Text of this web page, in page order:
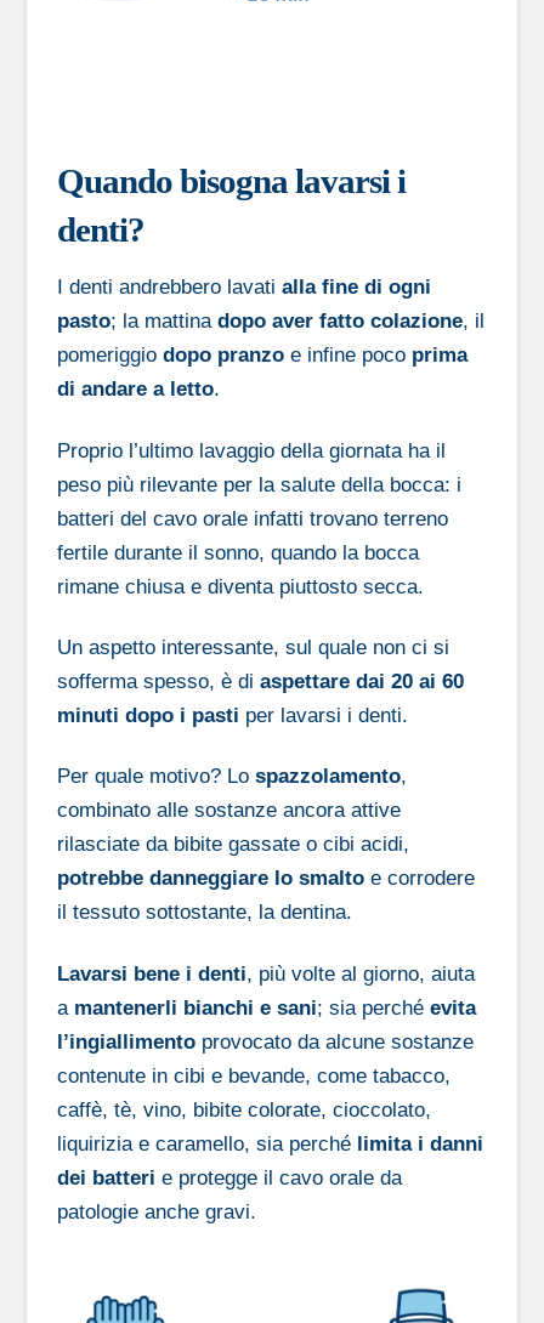
Quando bisogna lavarsi i
denti?
I denti andrebbero lavatialla fine di ogni
pasto; la mattinadopo aver fatto colazione, il
pomeriggiodopo pranzo e infine poco prima
di andare a letto.
Proprio l’ultimo lavaggio della giornata ha il
peso più rilevante per la salute della bocca: i
batteri del cavo orale infatti trovano terreno
fertile durante il sonno, quando la bocca
rimane chiusa e diventa piuttosto secca.
Un aspetto interessante, sul quale non ci si
sofferma spesso, è diaspettare dai 20 ai 60
minuti dopo i pasti per lavarsi i denti.
Per quale motivo? Lospazzolamento,
combinato alle sostanze ancora attive
rilasciate da bibite gassate o cibi acidi,
potrebbe danneggiare lo smalto e corrodere
il tessuto sottostante, la dentina.
Lavarsi bene i denti, più volte al giorno, aiuta
a mantenerli bianchi e sani; sia perchéevita
l’ingiallimento provocato da alcune sostanze
contenute in cibi e bevande, come tabacco,
caffè, tè, vino, bibite colorate, cioccolato,
liquirizia e caramello, sia perché limita i danni
dei batteri e protegge il cavo orale da
patologie anche gravi.